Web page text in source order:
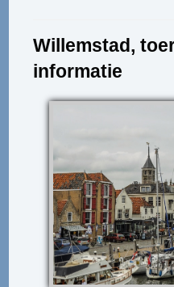
Willemstad,
informatie